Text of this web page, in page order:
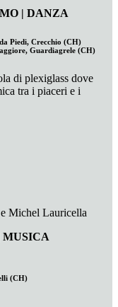
| DANZA
Piedi, Crecchio (CH)
Guardiagrele (CH)
di plexiglass dove
tra i piaceri e i
Michel Lauricella
(CH)